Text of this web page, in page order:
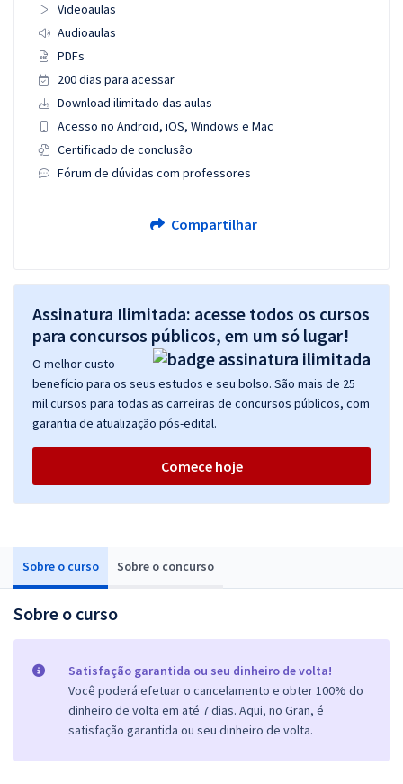
Sobre o curso Sobre o concurso
Sobre o curso
Satisfação garantida ou seu dinheiro de volta!
Você poderá efetuar o cancelamento e obter 100% do
dinheiro de volta em até 7 dias. Aqui, no Gran, é
satisfação garantida ou seu dinheiro de volta.
Videoaulas
Audioaulas
PDFs
200 dias para acessar
Download ilimitado das aulas
Acesso no Android, iOS, Windows e Mac
Certificado de conclusão
Fórum de dúvidas com professores
Compartilhar
Assinatura Ilimitada: acesse todos os cursos
para concursos públicos, em um só lugar!
O melhor custo
benefício para os seus estudos e seu bolso. São mais de 25
mil cursos para todas as carreiras de concursos públicos, com
garantia de atualização pós-edital.
Comece hoje